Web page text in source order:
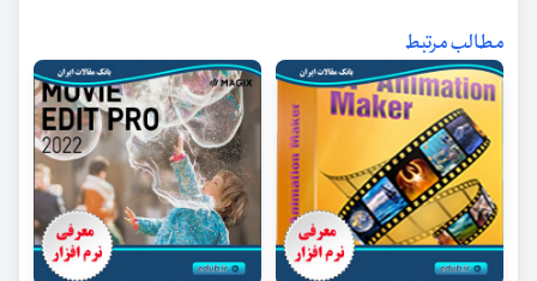
مطالب مرتبط